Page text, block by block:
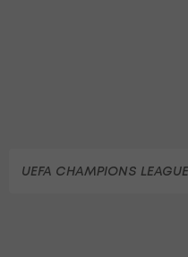
UEFA CHAMPIONS LEAGUE